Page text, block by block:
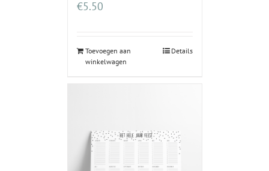
€5.50
Toevoegen aan
winkelwagen
Details